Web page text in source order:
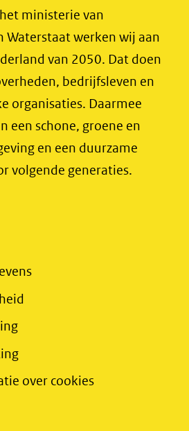
ministerie van
Waterstaat werken wij aan
van 2050. Dat doen
bedrijfsleven en
organisaties. Daarmee
een schone, groene en
en een duurzame
volgende generaties.
over cookies